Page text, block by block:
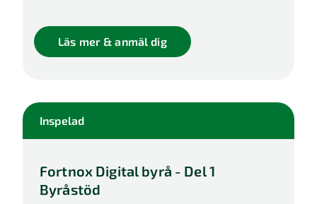
Läs mer & anmäl dig
Inspelad
Fortnox Digital byrå - Del 1
Byråstöd